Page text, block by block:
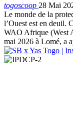
togoscoop 28 Mai
Le monde de la
l’Ouest est en deuil.
WAO Afrique (West
mai 2026 à Lomé, a